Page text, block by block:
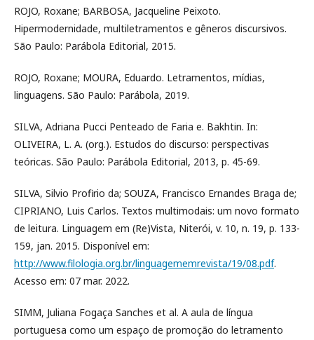
ROJO, Roxane; BARBOSA, Jacqueline Peixoto.
Hipermodernidade, multiletramentos e gêneros discursivos.
São Paulo: Parábola Editorial, 2015.
ROJO, Roxane; MOURA, Eduardo. Letramentos, mídias,
linguagens. São Paulo: Parábola, 2019.
SILVA, Adriana Pucci Penteado de Faria e. Bakhtin. In:
OLIVEIRA, L. A. (org.). Estudos do discurso: perspectivas
teóricas. São Paulo: Parábola Editorial, 2013, p. 45-69.
SILVA, Silvio Profirio da; SOUZA, Francisco Ernandes Braga de;
CIPRIANO, Luis Carlos. Textos multimodais: um novo formato
de leitura. Linguagem em (Re)Vista, Niterói, v. 10, n. 19, p. 133-
159, jan. 2015. Disponível em:
http://www.filologia.org.br/linguagememrevista/19/08.pdf.
Acesso em: 07 mar. 2022.
SIMM, Juliana Fogaça Sanches et al. A aula de língua
portuguesa como um espaço de promoção do letramento